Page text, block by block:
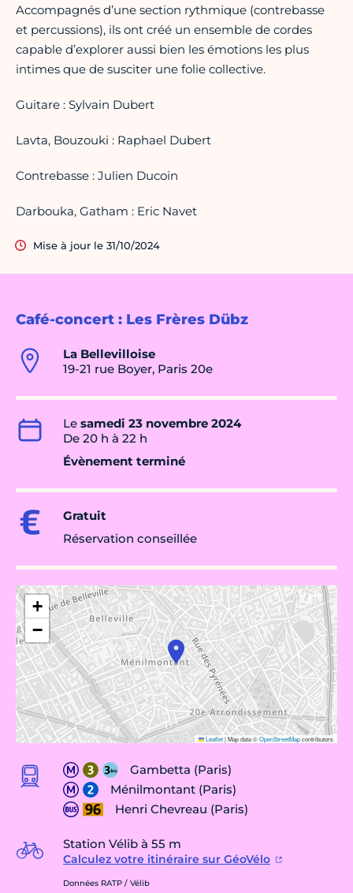
Café-concert : Les Frères Dübz
La Bellevilloise
19-21 rue Boyer, Paris 20e
Le samedi 23 novembre 2024
De 20 h à 22 h
Évènement terminé
Gratuit
Réservation conseillée
+
−
Leaflet|Map data ©OpenStreetMapcontributors
Gambetta (Paris)
Ménilmontant (Paris)
Henri Chevreau (Paris)
Station Vélib à 55 m
Calculez votre itinéraire sur GéoVélo
Données RATP / Vélib
Accompagnés d’une section rythmique (contrebasse
et percussions), ils ont créé un ensemble de cordes
capable d’explorer aussi bien les émotions les plus
intimes que de susciter une folie collective.
Guitare : Sylvain Dubert
Lavta, Bouzouki : Raphael Dubert
Contrebasse : Julien Ducoin
Darbouka, Gatham : Eric Navet
Mise à jour le 31/10/2024